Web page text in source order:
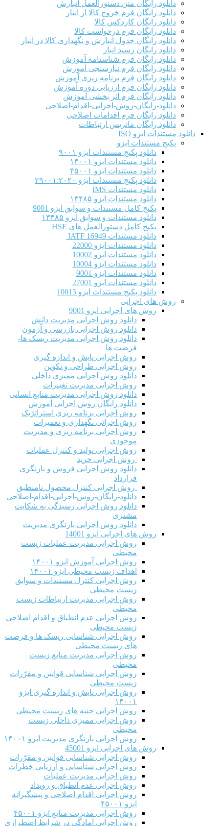
دانلود رایگان متن دستورالعمل انبارش
دانلود رایگان فرم خروج کالا از انبار
دانلود رایگان کاردکس کالا
دانلود رایگان فرم درخواست کالا
دانلود رایگان جدول انبارش و نگهداری کالا در انبار
دانلود رایگان رسید انبار
دانلود رایگان فرم شناسنامه آموزش
دانلود رایگان فرم نیازسنجی آموزش
دانلود رایگان فرم برنامه ریزی آموزش
دانلود رایگان فرم ارزیابی دوره آموزش
دانلود رایگان فرم اثر بخشی آموزش
دانلود-رایگان-روش-اجرایی-اقدام-اصلاحی
دانلود رایگان فرم اقدامات اصلاحی
دانلود رایگان ماتریس ارتباطات
دانلود مستندات ایزو ISO
پکیج مستندات ایزو
دانلود پکیج مستندات ایزو ۹۰۰۱
دانلود مستندات ایزو ۱۴۰۰۱
دانلود مستندات ایزو ۴۵۰۰۱
دانلود پکیج مستندات ایزو ۲۹۰۰۱:۲۰۲۰
دانلود مستندات IMS
دانلود مستندات ایزو ۱۳۴۸۵
پکیج کامل مستندات و سوابق ایزو 9001
دانلود مستندات و سوابق ایزو ۱۳۴۸۵
پکیج کامل دستورالعمل های HSE
دانلود مستندات IATF 16949
دانلود مستندات ایزو 22000
دانلود مستندات ایزو 10002
دانلود مستندات ایزو 10004
دانلود مستندات ایزو 9001
دانلود مستندات ایزو 27001
دانلود پکیج مستندات ایزو 10015
روش های اجرایی
روش های اجرایی ایزو 9001
دانلود روش اجرایی مدیریت دانش
دانلود روش اجرایی بازرسی و آزمون
دانلود روش اجرایی مدیریت ریسک ها-
فرصت ها
روش اجرایی پایش و اندازه گیری
روش اجرایی طراحی و تکوین
دانلود روش اجرایی ممیزی داخلی
روش اجرایی مدیریت تغییرات
دانلود روش اجرایی مدیریت منابع انسانی
دانلود رایگان روش اجرایی آموزش
روش اجرایی برنامه ریزی استراتژیک
روش اجرائی نگهداری و تعمیرات
روش اجرایی برنامه ریزی و مدیریت
موجودی
روش اجرایی تولید و کنترل عملیات
روش اجرایی خرید
دانلود روش اجرایی فروش و بازنگری
قرارداد
روش اجرایی کنترل محصول نامنطبق
دانلود-رایگان-روش-اجرایی-اقدام-اصلاحی
دانلود روش اجرایی رسیدگی به شکایت
مشتری
دانلود روش اجرایی بازنگری مدیریت
روش های اجرایی ایزو 14001
روش اجرایی مدیریت عملیات زیست
محیطی
روش اجرایی آموزش ایزو ۱۴۰۰۱
اهداف زیست محیطی ایزو ۱۴۰۰۱
روش اجرایی کنترل مستندات و سوابق
زیست محیطی
روش اجرايي مدیریت ارتباطات زیست
محیطی
روش اجرایی عدم انطباق و اقدام اصلاحی
زیست محیطی
روش اجرایی شناسایی ریسک ها و فرصت
های زیست محیطی
روش اجرایی مدیریت منابع زیست
محیطی
روش اجرایی شناسایی قوانین و مقرّرات
زیست محیطی
روش اجرایی پایش و اندازه گیری ایزو
۱۴۰۰۱
روش اجرایی جنبه های زیست محیطی
روش اجرایی ممیزی داخلی زیست
محیطی
روش اجرایی بازنگری مدیریت ایزو ۱۴۰۰۱
روش های اجرایی ایزو 45001
روش اجرایی شناسایی قوانین و مقرّرات
روش اجرایی شناسایی و ارزیابی خطرات
روش اجرایی مدیریت عملیات
روش اجرایی عدم انطباق و رویداد
روش اجرایی اقدام اصلاحی و پیشگیرانه
ایزو ۴۵۰۰۱
روش اجرایی مدیریت منابع ایزو ۴۵۰۰۱
روش اجرایی آمادگی در شرایط اضطراری